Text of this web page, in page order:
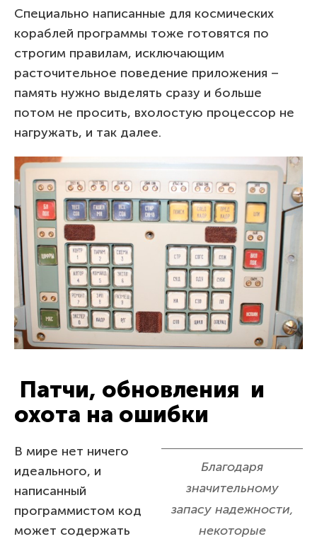
Специально написанные для космических
кораблей программы тоже готовятся по
строгим правилам, исключающим
расточительное поведение приложения –
память нужно выделять сразу и больше
потом не просить, вхолостую процессор не
нагружать, и так далее.
Патчи, обновления и
охота на ошибки
Благодаря
значительному
запасу надежности,
некоторые
В мире нет ничего
идеального, и
написанный
программистом код
может содержать